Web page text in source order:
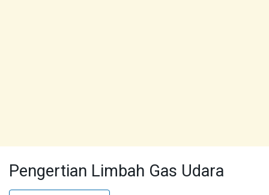
Pengertian Limbah Gas Udara